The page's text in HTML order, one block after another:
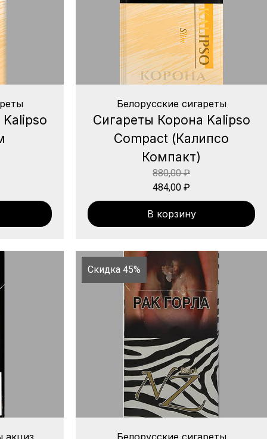
Белорусские сигареты
Сигареты Корона Kalipso
Compact (Калипсо
Компакт)
880,00₽
484,00 ₽
В корзину
акциз
Скидка 45%
Белорусские сигареты